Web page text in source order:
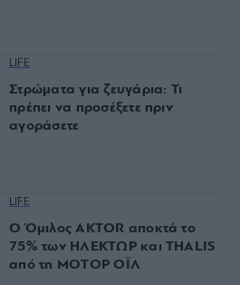
LIFE
Στρώματα για ζευγάρια: Τι
πρέπει να προσέξετε πριν
αγοράσετε
LIFE
Ο Όμιλος AKTOR αποκτά το
75% των ΗΛΕΚΤΩΡ και THALIS
από τη ΜΟΤΟΡ ΟΪΛ